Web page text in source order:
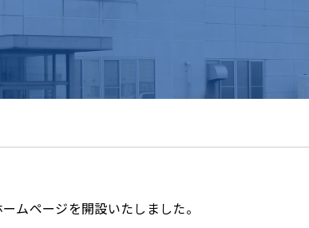
ムページを開設いたしました。